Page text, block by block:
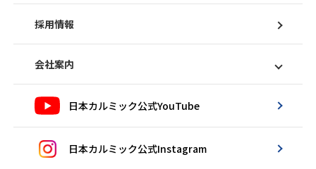
採用情報
会社案内
日本カルミック公式YouTube
日本カルミック公式Instagram